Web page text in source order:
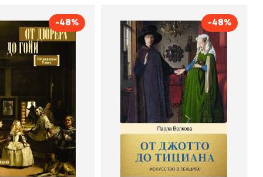
-48%
до Гойи. 100
Прадо
Анна Мулен
-48%
От Джотто до Тициана.
Титаны Возрождения
Автор
Волкова Паола
Дмитриевна
Издательство АСТ
В корзину